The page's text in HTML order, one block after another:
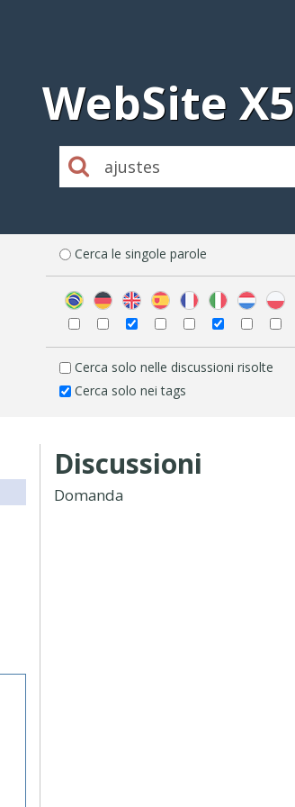
WebSite X5
Cerca le singole parole
Cerca solo nelle discussioni risolte
Cerca solo nei tags
Discussioni
Domanda